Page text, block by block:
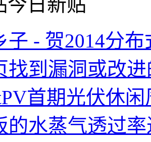
子 - 贺2014分
找到漏洞或改
首期光伏休
的水蒸气透过